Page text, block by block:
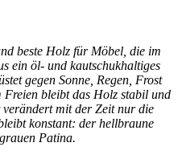
beste Holz für Möbel, die im
ein öl- und kautschukhaltiges
gegen Sonne, Regen, Frost
Freien bleibt das Holz stabil und
mit der Zeit nur die
konstant: der hellbraune
Patina.